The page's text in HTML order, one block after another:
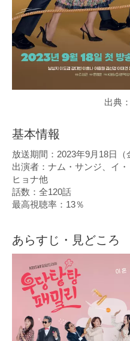
出典：
基本情報
放送期間：2023年9月18日（
出演者：ナム・サンジ、イ
ヒョナ他
話数：全120話
最高視聴率：13％
あらすじ・見どころ